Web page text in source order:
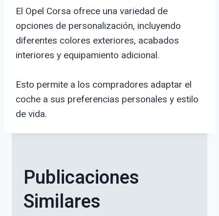
El Opel Corsa ofrece una variedad de
opciones de personalización, incluyendo
diferentes colores exteriores, acabados
interiores y equipamiento adicional.
Esto permite a los compradores adaptar el
coche a sus preferencias personales y estilo
de vida.
Publicaciones
Similares